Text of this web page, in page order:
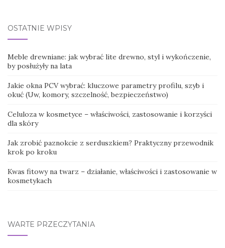
OSTATNIE WPISY
Meble drewniane: jak wybrać lite drewno, styl i wykończenie,
by posłużyły na lata
Jakie okna PCV wybrać: kluczowe parametry profilu, szyb i
okuć (Uw, komory, szczelność, bezpieczeństwo)
Celuloza w kosmetyce – właściwości, zastosowanie i korzyści
dla skóry
Jak zrobić paznokcie z serduszkiem? Praktyczny przewodnik
krok po kroku
Kwas fitowy na twarz – działanie, właściwości i zastosowanie w
kosmetykach
WARTE PRZECZYTANIA